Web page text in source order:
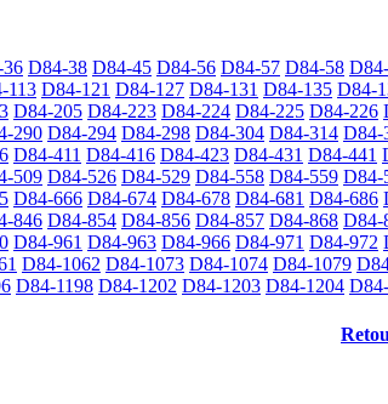
D84-38 D84-45 D84-56 D84-57 D84-58
113 D84-121 D84-127 D84-131 D84-135 D84-
D84-205 D84-223 D84-224 D84-225 D84-226
290 D84-294 D84-298 D84-304 D84-314 D84-
D84-411 D84-416 D84-423 D84-431 D84-441
509 D84-526 D84-529 D84-558 D84-559 D84-
D84-666 D84-674 D84-678 D84-681 D84-686
846 D84-854 D84-856 D84-857 D84-868 D84-
D84-961 D84-963 D84-966 D84-971 D84-972
D84-1062 D84-1073 D84-1074 D84-1079
D84-1198 D84-1202 D84-1203 D84-1204